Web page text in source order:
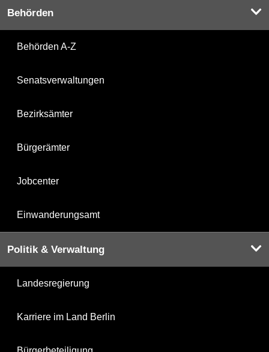
Behörden
Behörden A-Z
Senatsverwaltungen
Bezirksämter
Bürgerämter
Jobcenter
Einwanderungsamt
Politik & Verwaltung
Landesregierung
Karriere im Land Berlin